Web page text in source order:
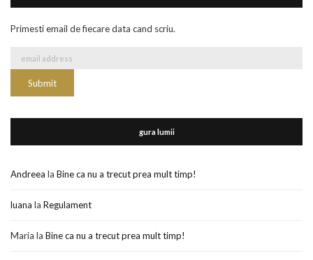
Primesti email de fiecare data cand scriu.
gura lumii
Andreea la Bine ca nu a trecut prea mult timp!
luana la Regulament
Maria la Bine ca nu a trecut prea mult timp!